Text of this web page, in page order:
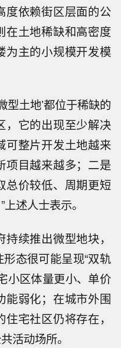
度依赖街区层面的公
在土地稀缺和高密度
为主的小规模开发模
型土地’都位于稀缺的
，它的出现至少解决
可整片开发土地越来
项目越来越多；二是
总价较低、周期更短
述人士表示。
续推出微型地块，
态很可能呈现“双轨
小区体量更小、单价
能弱化；在城市外围
宅社区仍将存在，
活动场所。